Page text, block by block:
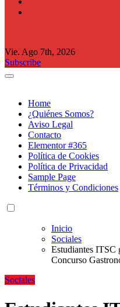
Vie. Ago 7th, 2026
Subscribe
Home
¿Quiénes Somos?
Aviso Legal
Contacto
Elementor #365
Política de Cookies
Política de Privacidad
Sample Page
Términos y Condiciones
Inicio
Sociales
Estudiantes ITSC
Concurso
Sociales